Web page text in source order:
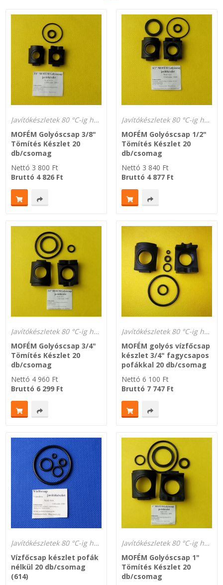
SIMÍTÓZÁRAS TASAK
TÖMLŐBILINCS
Javítókészletek 80 °C-ig hőálló és gázálló
MOFÉM Golyóscsap 3/8"
Tömítés Készlet 20
db/csomag
Nettó 3 800 Ft
Bruttó 4 826 Ft
Javítókészletek 80 °C-ig hőálló és gázálló
MOFÉM Golyóscsap 1/2"
Tömítés Készlet 20
db/csomag
Nettó 3 840 Ft
Bruttó 4 877Ft
Javítókészletek 80 °C-ig hőálló és gázálló
MOFÉM Golyóscsap 3/4"
Tömítés Készlet 20
db/csomag
Nettó 4 960 Ft
Bruttó 6 299 Ft
Javítókészletek 80 °C-ig hőálló és gázálló
MOFÉM golyós vízfőcsap
készlet 3/4" fagycsapos
pofákkal 20 db/csomag
Nettó 6 100 Ft
Bruttó 7 747Ft
Javítókészletek 80 °C-ig hőálló és gázálló
Vízfőcsap készlet pofák
nélkül 20 db/csomag
(614)
Javítókészletek 80 °C-ig hőálló és gázálló
MOFÉM Golyóscsap 1"
Tömítés Készlet 20
db/csomag